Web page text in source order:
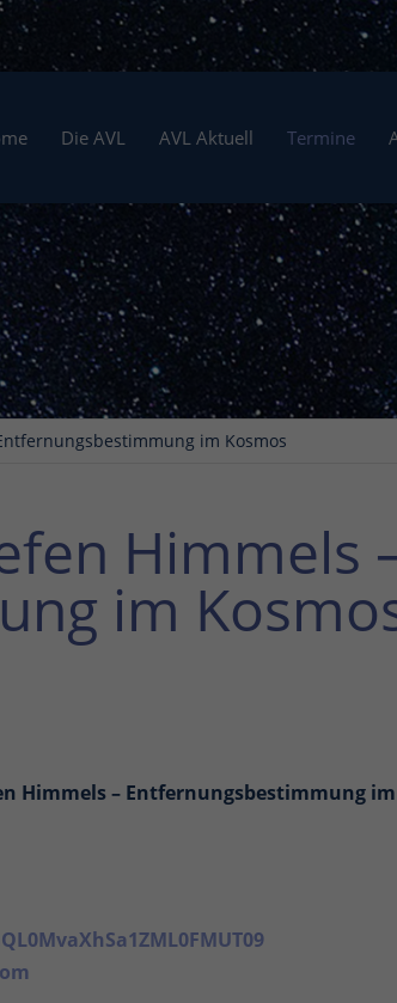
Die AVL AVL Aktuell Termine
im Kosmos
Himmels
im
Himmels – Entfernungsbestimmung